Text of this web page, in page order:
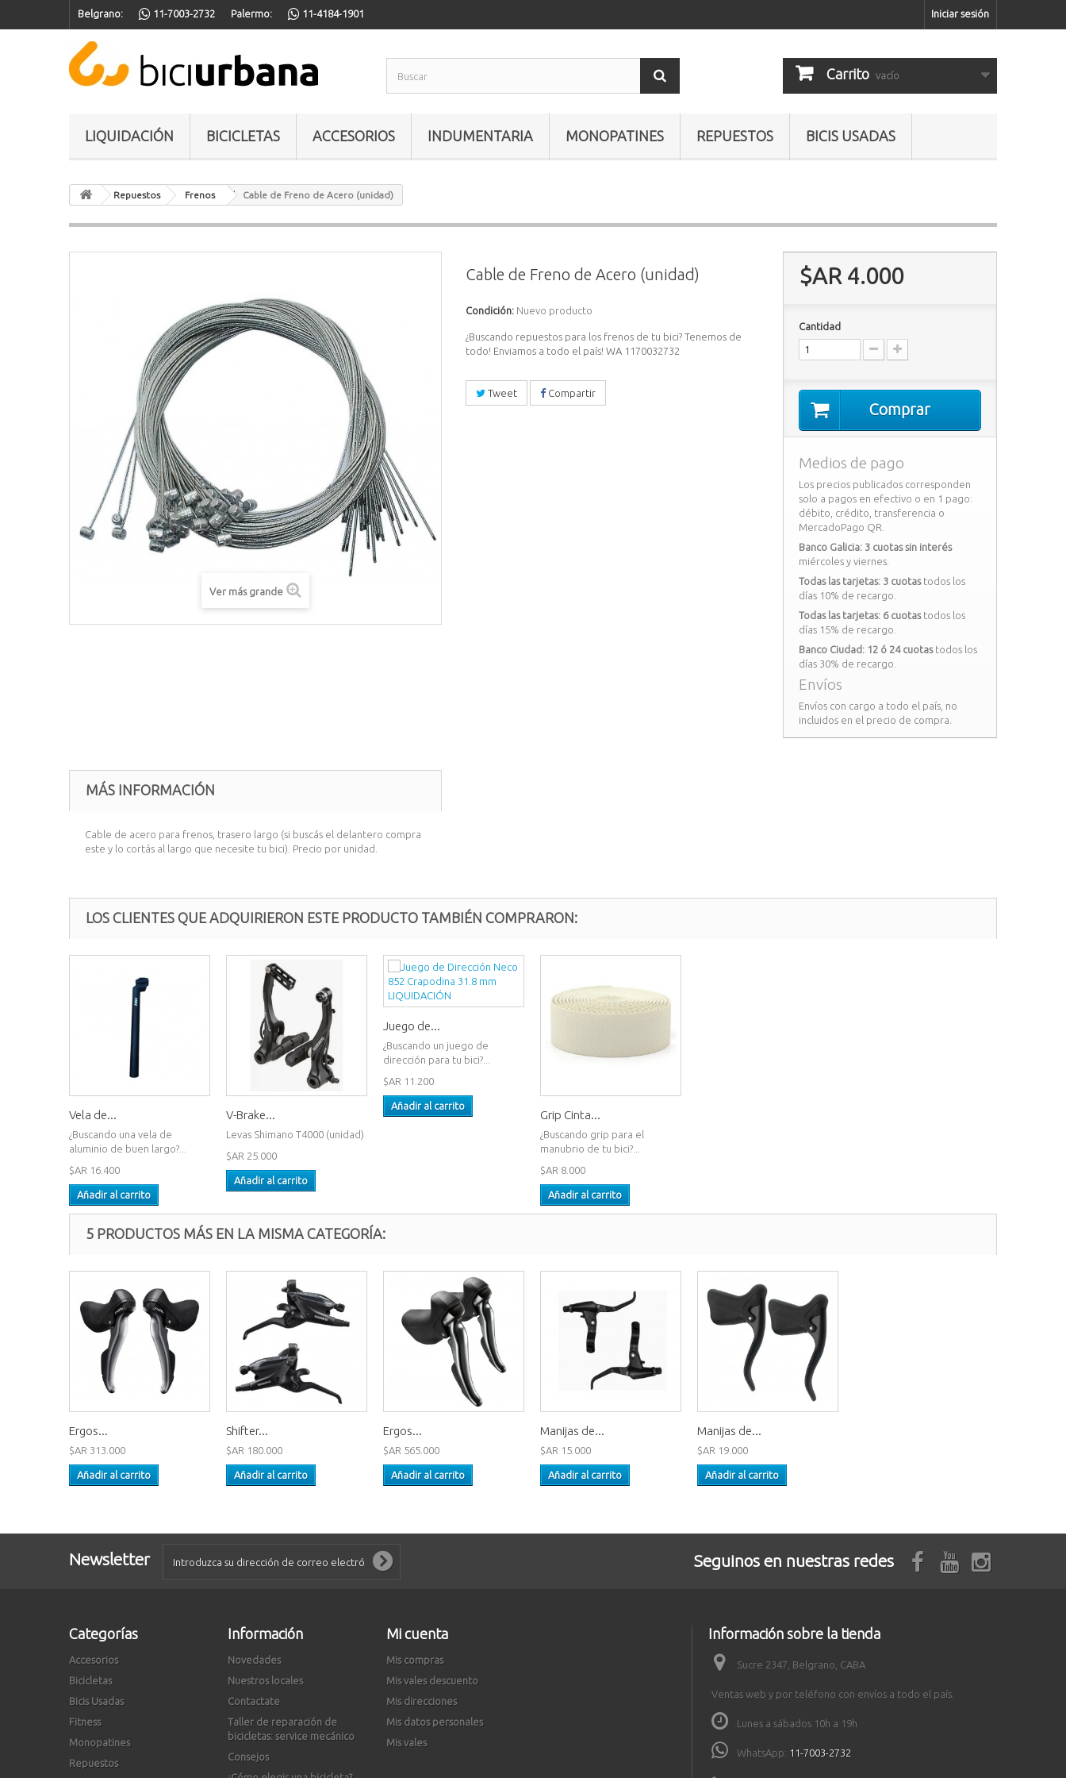
Belgrano: 11-7003-2732 Palermo: 11-4184-1901 Iniciar sesión
Carrito vacío
LIQUIDACIÓN BICICLETAS ACCESORIOS INDUMENTARIA MONOPATINES REPUESTOS BICIS USADAS
Repuestos Frenos Cable de Freno de Acero (unidad)
Ver más grande
Cable de Freno de Acero (unidad)
Condición: Nuevo producto
¿Buscando repuestos para los frenos de tu bici? Tenemos de
todo! Enviamos a todo el país! WA 1170032732
Tweet Compartir
$AR 4.000
Cantidad
Comprar
Medios de pago
Los precios publicados corresponden
solo a pagos en efectivo o en 1 pago:
débito, crédito, transferencia o
MercadoPago QR.
Banco Galicia: 3 cuotas sin interés
miércoles y viernes.
Todas las tarjetas: 3 cuotastodos los
días 10% de recargo.
Todas las tarjetas: 6 cuotastodos los
días 15% de recargo.
Banco Ciudad: 12 ó 24 cuotastodos los
días 30% de recargo.
Envíos
Envíos con cargo a todo el país, no
incluidos en el precio de compra.
MÁS INFORMACIÓN
Cable de acero para frenos, trasero largo (si buscás el delantero compra
este y lo cortás al largo que necesite tu bici). Precio por unidad.
LOS CLIENTES QUE ADQUIRIERON ESTE PRODUCTO TAMBIÉN COMPRARON:
Vela de...
¿Buscando una vela de
aluminio de buen largo?...
$AR 16.400
Añadir al carrito
V-Brake...
Levas Shimano T4000 (unidad)
$AR 25.000
Añadir al carrito
Juego de...
¿Buscando un juego de
dirección para tu bici?...
$AR 11.200
Añadir al carrito
Grip Cinta...
¿Buscando grip para el
manubrio de tu bici?...
$AR 8.000
Añadir al carrito
5 PRODUCTOS MÁS EN LA MISMA CATEGORÍA:
Ergos...
$AR 313.000
Añadir al carrito
Shifter...
$AR 180.000
Añadir al carrito
Ergos...
$AR 565.000
Añadir al carrito
Manijas de...
$AR 15.000
Añadir al carrito
Manijas de...
$AR 19.000
Añadir al carrito
Newsletter Seguinos en nuestras redes
Categorías
Accesorios
Bicicletas
Bicis Usadas
Fitness
Monopatines
Repuestos
Información
Novedades
Nuestros locales
Contactate
Taller de reparación de
bicicletas: service mecánico
Consejos
Mi cuenta
Mis compras
Mis vales descuento
Mis direcciones
Mis datos personales
Mis vales
Información sobre la tienda
Sucre 2347, Belgrano, CABA
Ventas web y por teléfono con envíos a todo el país.
Lunes a sábados 10h a 19h
WhatsApp: 11-7003-2732